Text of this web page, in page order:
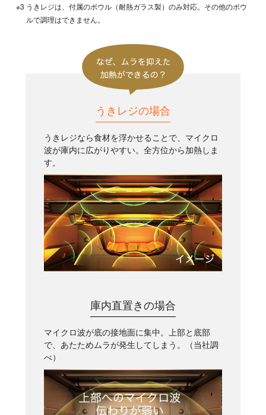
※3 うきレジは、付属のボウル（耐熱ガラス製）のみ対応。その他のボウ
ルで調理はできません。
うきレジの場合
うきレジなら食材を浮かせることで、マイクロ
波が庫内に広がりやすい。全方位から加熱しま
す。
庫内直置きの場合
マイクロ波が底の接地面に集中。上部と底部
で、あたためムラが発生してしまう。（当社調
べ）